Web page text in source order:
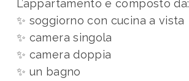
L’appartamento è composto da:
✨ soggiorno con cucina a vista
✨ camera singola
✨ camera doppia
✨ un bagno